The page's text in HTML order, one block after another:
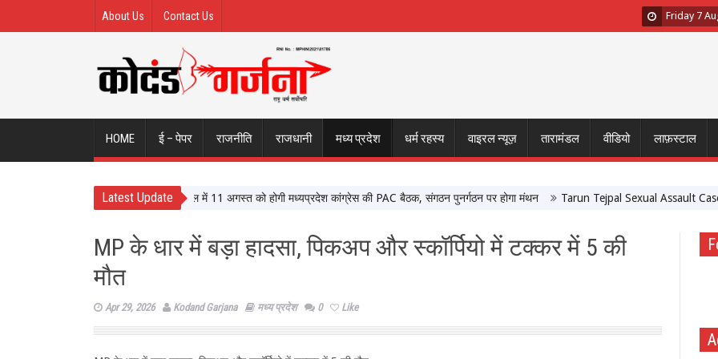
About Us Contact Us Friday 7
HOME ई – पेपर राजनीति राजधानी मध्य प्रदेश धर्म रहस्य वाइरल न्यूज़ तारामंडल वीडियो लाफ़स्टाल
Latest Updateभोपाल में 11 अगस्त को होगी मध्यप्रदेश कांग्रेस की PAC बैठक, संगठन पुनर्गठन पर होगा मंथन Tarun Tejpal Sexual Assault Case:
MP के धार में बड़ा हादसा, पिकअप और स्कॉर्पियो में टक्कर में 5 की
मौत
Apr 29, 2026 Kodand Garjana मध्य प्रदेश 0 Like